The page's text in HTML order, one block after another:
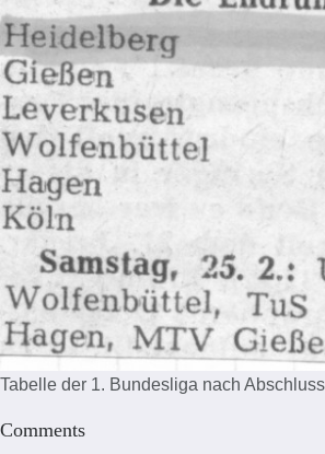
Tabelle der 1. Bundesliga nach
Comments